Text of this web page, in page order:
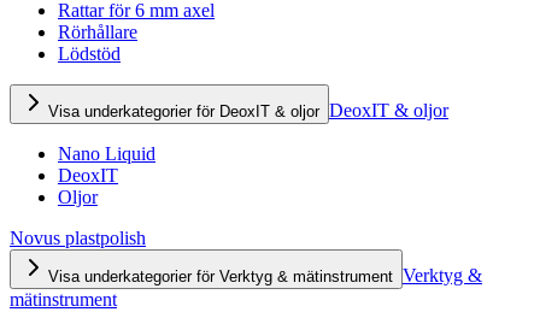
Rattar för 6 mm axel
Rörhållare
Lödstöd
Visa underkategorier för DeoxIT & oljor DeoxIT & oljor
Nano Liquid
DeoxIT
Oljor
Novus plastpolish
Visa underkategorier för Verktyg & mätinstrument Verktyg &
mätinstrument